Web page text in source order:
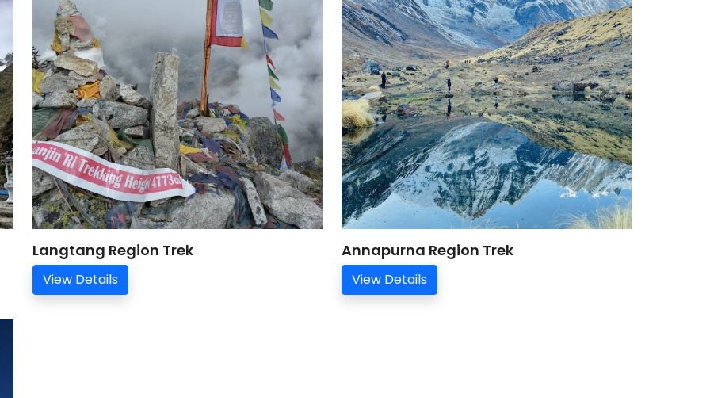
Langtang Region Trek
View Details
Annapurna Region Trek
View Details